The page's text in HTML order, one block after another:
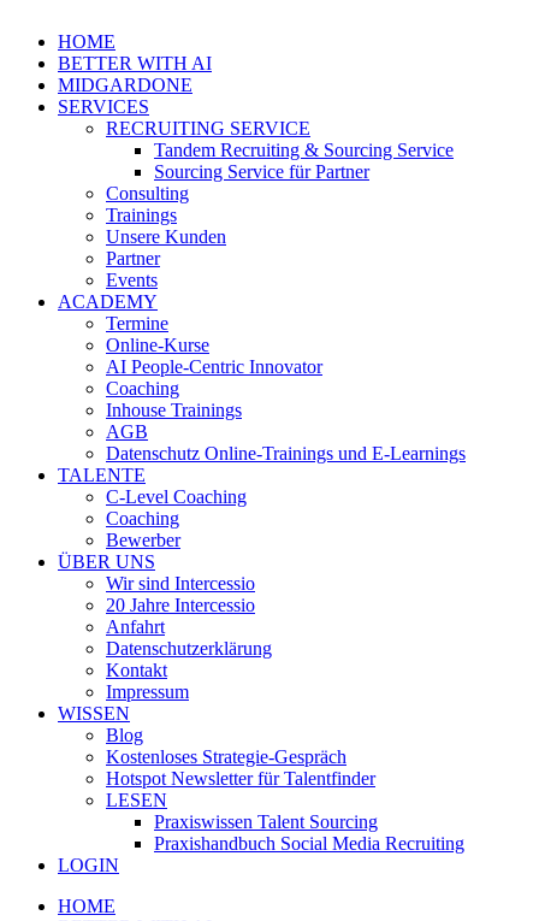
HOME
BETTER WITH AI
MIDGARDONE
SERVICES
RECRUITING SERVICE
Tandem Recruiting & Sourcing Service
Sourcing Service für Partner
Consulting
Trainings
Unsere Kunden
Partner
Events
ACADEMY
Termine
Online-Kurse
AI People-Centric Innovator
Coaching
Inhouse Trainings
AGB
Datenschutz Online-Trainings und E-Learnings
TALENTE
C-Level Coaching
Coaching
Bewerber
ÜBER UNS
Wir sind Intercessio
20 Jahre Intercessio
Anfahrt
Datenschutzerklärung
Kontakt
Impressum
WISSEN
Blog
Kostenloses Strategie-Gespräch
Hotspot Newsletter für Talentfinder
LESEN
Praxiswissen Talent Sourcing
Praxishandbuch Social Media Recruiting
LOGIN
HOME